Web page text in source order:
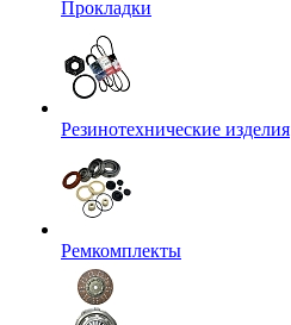
Прокладки
Резинотехнические изделия
Ремкомплекты